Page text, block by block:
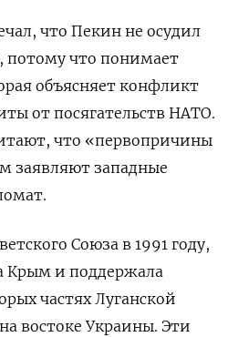
что Пекин не осудил
потому что понимает
объясняет конфликт
от посягательств НАТО.
что «первопричины
заявляют западные
Союза в 1991 году,
Крым и поддержала
частях Луганской
востоке Украины. Эти